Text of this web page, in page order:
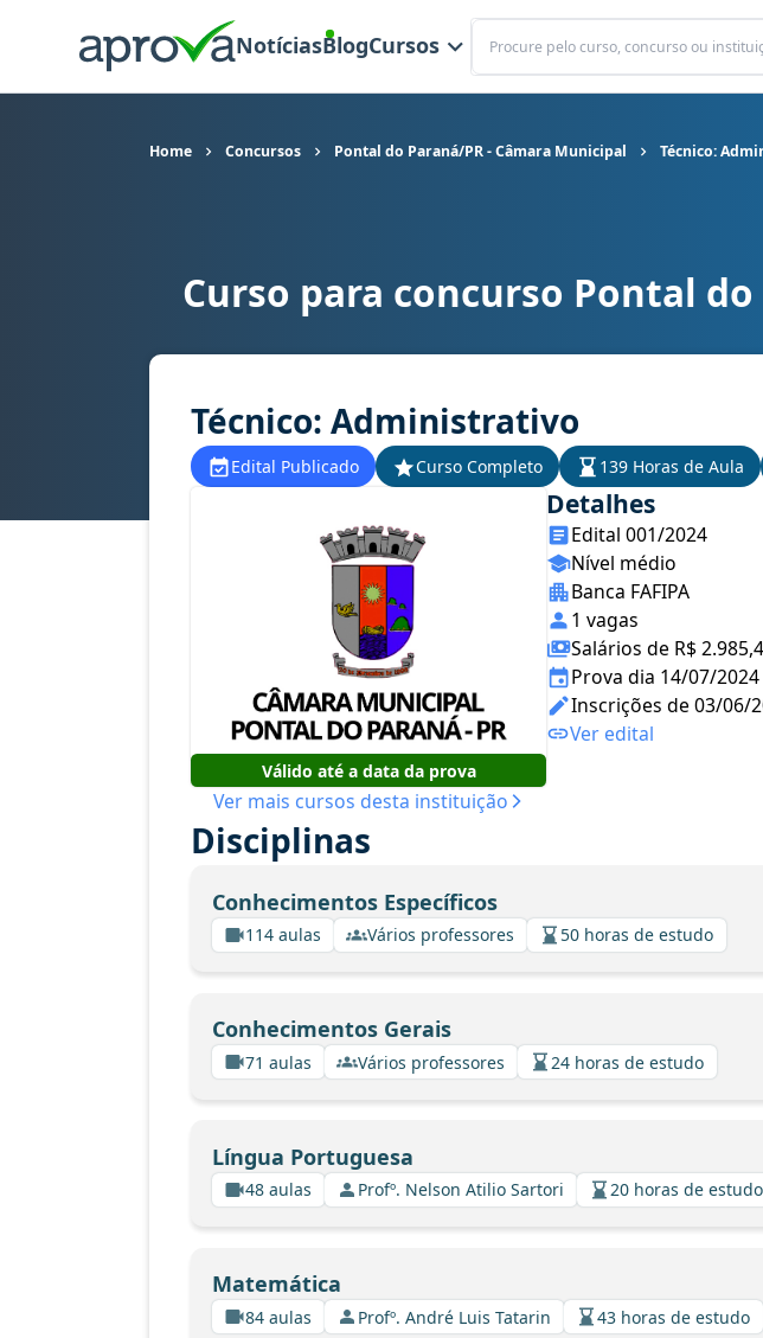
NotíciasBlogCursos
Buscar
Home Concursos Pontal do Paraná/PR - Câmara Municipal Técnico:
Curso para concurso Pontal do Paraná/PR - Câmara Municipal cargo
Curso para concurso Pontal
Técnico: Administrativo
Edital Publicado Curso Completo 139 Horas de Aula
Válido até a data da prova
Ver mais cursos desta instituição
Detalhes
Edital 001/2024
Nível médio
Banca FAFIPA
1 vagas
Salários de R$
Prova dia 14/07/2024
Inscrições de 03/06/
Ver edital
Disciplinas
Conhecimentos Específicos
114 aulas Vários professores 50 horas de estudo
Conhecimentos Gerais
71 aulas Vários professores 24 horas de estudo
Língua Portuguesa
48 aulas Profº. Nelson Atilio Sartori 20 horas de estudo
Matemática
84 aulas Profº. André Luis Tatarin 43 horas de estudo